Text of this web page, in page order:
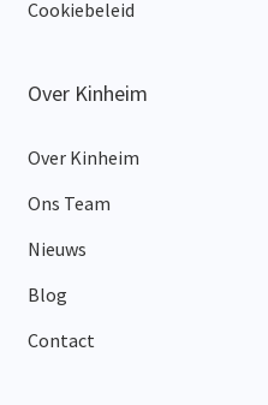
Cookiebeleid
Over Kinheim
Over Kinheim
Ons Team
Nieuws
Blog
Contact